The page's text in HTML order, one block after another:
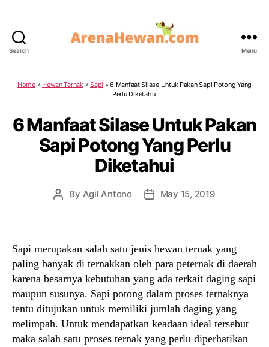
Search Menu
Home» Hewan Ternak»Sapi »6 Manfaat Silase Untuk Pakan Sapi Potong Yang
Perlu Diketahui
6 Manfaat Silase Untuk Pakan
Sapi Potong Yang Perlu
Diketahui
Post
By Agil Antono
PostMay 15, 2019
Sapi merupakan salah satu jenis hewan ternak yang
paling banyak di ternakkan oleh para peternak di daerah
karena besarnya kebutuhan yang ada terkait daging sapi
maupun susunya. Sapi potong dalam proses ternaknya
tentu ditujukan untuk memiliki jumlah daging yang
melimpah. Untuk mendapatkan keadaan ideal tersebut
maka salah satu proses ternak yang perlu diperhatikan